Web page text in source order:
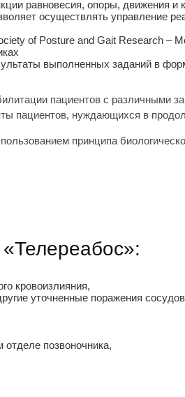
равновесия, опоры, движения и
осуществлять управление
of Posture and Gait Research –
выполненных заданий в
пациентов с различными
пациентов, нуждающихся в
принципа
кровоизлияния,
уточненные поражения
отделе позвоночника,